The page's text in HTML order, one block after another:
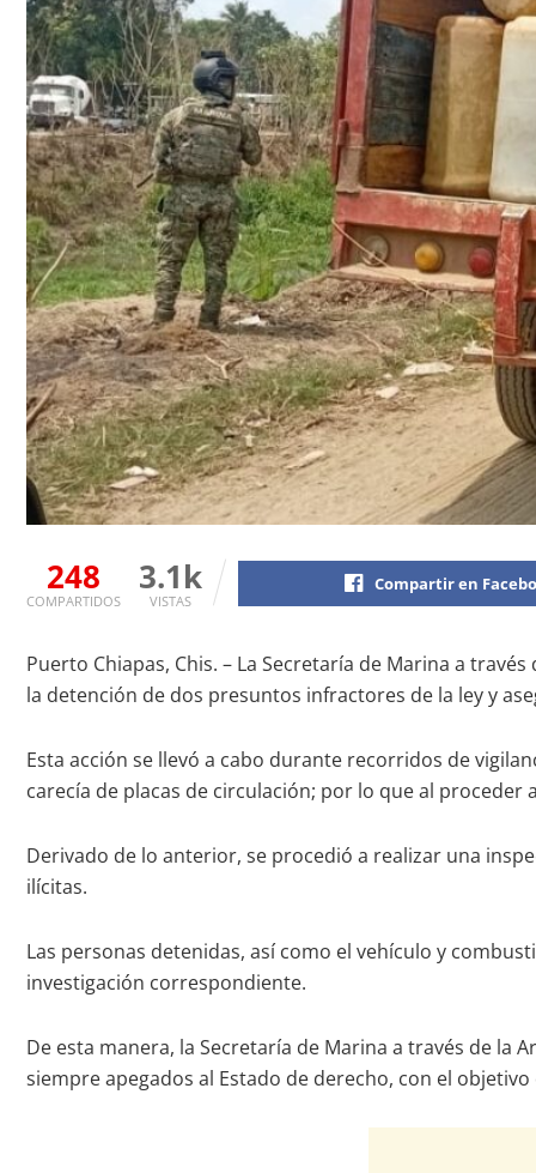
248
COMPARTIDOS
3.1k
VISTAS
Compartir en
Puerto Chiapas, Chis. – La Secretaría de Marina a
la detención de dos presuntos infractores de la ley y
Esta acción se llevó a cabo durante recorridos de
carecía de placas de circulación; por lo que al
Derivado de lo anterior, se procedió a realizar una
ilícitas.
Las personas detenidas, así como el vehículo y
investigación correspondiente.
De esta manera, la Secretaría de Marina a través de
siempre apegados al Estado de derecho, con el